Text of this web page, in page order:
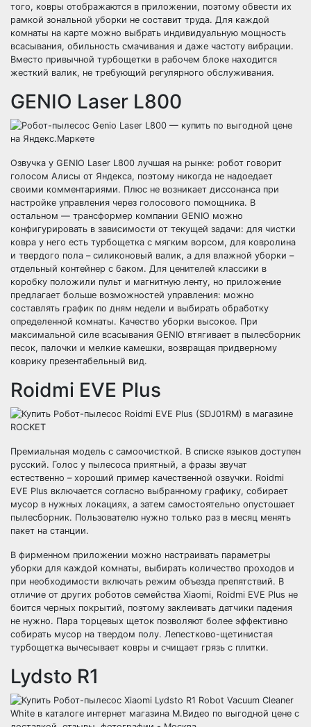
того, ковры отображаются в приложении, поэтому обвести их
рамкой зональной уборки не составит труда. Для каждой
комнаты на карте можно выбрать индивидуальную мощность
всасывания, обильность смачивания и даже частоту вибрации.
Вместо привычной турбощетки в рабочем блоке находится
жесткий валик, не требующий регулярного обслуживания.
GENIO Laser L800
Озвучка у GENIO Laser L800 лучшая на рынке: робот говорит
голосом Алисы от Яндекса, поэтому никогда не надоедает
своими комментариями. Плюс не возникает диссонанса при
настройке управления через голосового помощника. В
остальном — трансформер компании GENIO можно
конфигурировать в зависимости от текущей задачи: для чистки
ковра у него есть турбощетка с мягким ворсом, для ковролина
и твердого пола – силиконовый валик, а для влажной уборки –
отдельный контейнер с баком. Для ценителей классики в
коробку положили пульт и магнитную ленту, но приложение
предлагает больше возможностей управления: можно
составлять график по дням недели и выбирать обработку
определенной комнаты. Качество уборки высокое. При
максимальной силе всасывания GENIO втягивает в пылесборник
песок, палочки и мелкие камешки, возвращая придверному
коврику презентабельный вид.
Roidmi EVE Plus
Премиальная модель с самоочисткой. В списке языков доступен
русский. Голос у пылесоса приятный, а фразы звучат
естественно – хороший пример качественной озвучки. Roidmi
EVE Plus включается согласно выбранному графику, собирает
мусор в нужных локациях, а затем самостоятельно опустошает
пылесборник. Пользователю нужно только раз в месяц менять
пакет на станции.
В фирменном приложении можно настраивать параметры
уборки для каждой комнаты, выбирать количество проходов и
при необходимости включать режим объезда препятствий. В
отличие от других роботов семейства Xiaomi, Roidmi EVE Plus не
боится черных покрытий, поэтому заклеивать датчики падения
не нужно. Пара торцевых щеток позволяют более эффективно
собирать мусор на твердом полу. Лепестково-щетинистая
турбощетка вычесывает ковры и счищает грязь с плитки.
Lydsto R1